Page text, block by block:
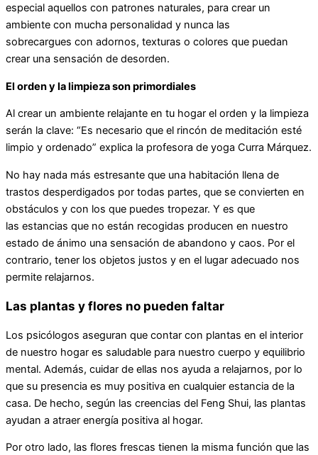
especial aquellos con patrones naturales, para crear un
ambiente con mucha personalidad y nunca las
sobrecargues con adornos, texturas o colores que puedan
crear una sensación de desorden.
El orden y la limpieza son primordiales
Al crear un ambiente relajante en tu hogar el orden y la limpieza
serán la clave: “Es necesario que el rincón de meditación esté
limpio y ordenado” explica la profesora de yoga Curra Márquez.
No hay nada más estresante que una habitación llena de
trastos desperdigados por todas partes, que se convierten en
obstáculos y con los que puedes tropezar. Y es que
las estancias que no están recogidas producen en nuestro
estado de ánimo una sensación de abandono y caos. Por el
contrario, tener los objetos justos y en el lugar adecuado nos
permite relajarnos.
Las plantas y flores no pueden faltar
Los psicólogos aseguran que contar con plantas en el interior
de nuestro hogar es saludable para nuestro cuerpo y equilibrio
mental. Además, cuidar de ellas nos ayuda a relajarnos, por lo
que su presencia es muy positiva en cualquier estancia de la
casa. De hecho, según las creencias del Feng Shui, las plantas
ayudan a atraer energía positiva al hogar.
Por otro lado, las flores frescas tienen la misma función que las